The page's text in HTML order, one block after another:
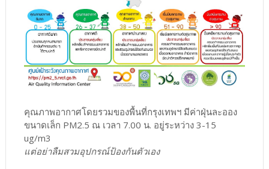
คุณภาพอากาศโดยรวมของพื้นที่กรุงเทพฯ มีค่าฝุ่นละออง
ขนาดเล็ก PM2.5 ณ เวลา 7.00 น. อยู่ระหว่าง 3-15
ug/m3
แต่อย่าลืมสวมอุปกรณ์ป้องกันตัวเอง